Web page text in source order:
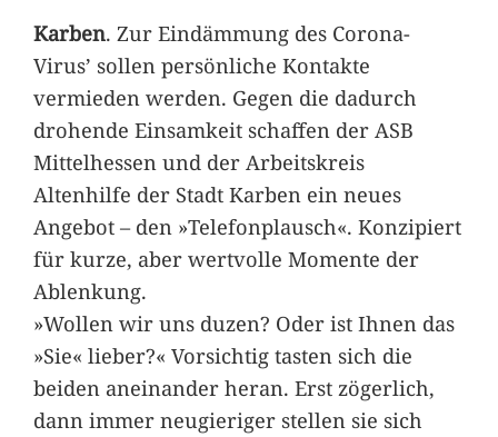
Karben. Zur Eindämmung des Corona-
Virus’ sollen persönliche Kontakte
vermieden werden. Gegen die dadurch
drohende Einsamkeit schaffen der ASB
Mittelhessen und der Arbeitskreis
Altenhilfe der Stadt Karben ein neues
Angebot – den »Telefonplausch«. Konzipiert
für kurze, aber wertvolle Momente der
Ablenkung.
»Wollen wir uns duzen? Oder ist Ihnen das
»Sie« lieber?« Vorsichtig tasten sich die
beiden aneinander heran. Erst zögerlich,
dann immer neugieriger stellen sie sich